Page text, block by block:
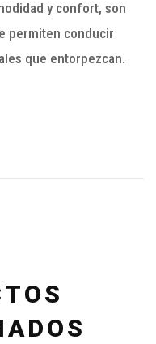
y confort, son
permiten conducir
que entorpezcan.